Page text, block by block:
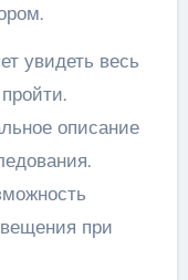
увидеть весь
описание
при